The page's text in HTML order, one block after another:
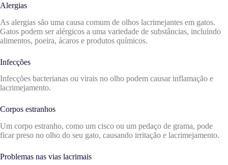
Alergias
As alergias são uma causa comum de olhos lacrimejantes em gatos.
Gatos podem ser alérgicos a uma variedade de substâncias, incluindo
alimentos, poeira, ácaros e produtos químicos.
Infecções
Infecções bacterianas ou virais no olho podem causar inflamação e
lacrimejamento.
Corpos estranhos
Um corpo estranho, como um cisco ou um pedaço de grama, pode
ficar preso no olho do seu gato, causando irritação e lacrimejamento.
Problemas nas vias lacrimais